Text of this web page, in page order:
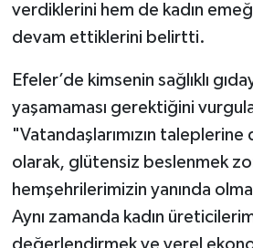
verdiklerini hem de kadın
devam ettiklerini belirtti.
Efeler’de kimsenin sağlıklı
yaşamaması gerektiğini
"Vatandaşlarımızın
olarak, glütensiz beslenmek
hemşehrilerimizin yanında
Aynı zamanda kadın